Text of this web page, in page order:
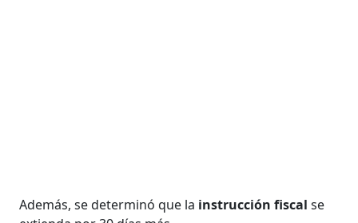
Además, se determinó que la instrucción fiscalse